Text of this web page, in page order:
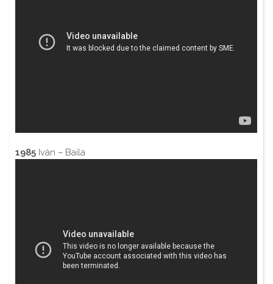
1985 Iván – Baila